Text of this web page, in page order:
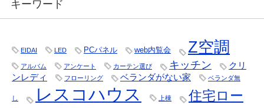
キーワード
EIDAI LED PCパネル web内覧会 Z空調
アルバム アンケート カーテン選び キッチン
クリ
ンレディ
フローリング ベランダがない家 ベランダ無
し レスコハウス 上棟
住宅ロー